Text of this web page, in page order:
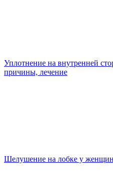
Уплотнение на внутренней
причины, лечение
Шелушение на лобке у